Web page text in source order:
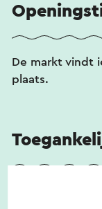
De markt vindt
plaats.